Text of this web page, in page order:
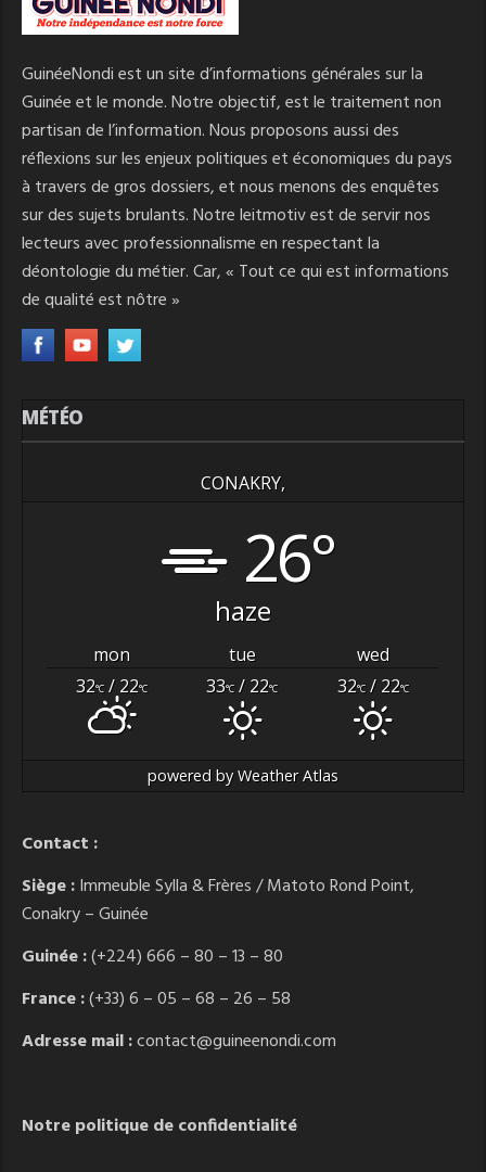
GuinéeNondi est un site d’informations générales sur la
Guinée et le monde. Notre objectif, est le traitement non
partisan de l’information. Nous proposons aussi des
réflexions sur les enjeux politiques et économiques du pays
à travers de gros dossiers, et nous menons des enquêtes
sur des sujets brulants. Notre leitmotiv est de servir nos
lecteurs avec professionnalisme en respectant la
déontologie du métier. Car, « Tout ce qui est informations
de qualité est nôtre »
MÉTÉO
CONAKRY,
26°
haze
mon tue
wed
32°C / 22°C 33°C / 22°C 32°C/ 22°C
powered byWeather Atlas
Contact :
Siège :Immeuble Sylla & Frères / Matoto Rond Point,
Conakry – Guinée
Guinée :(+224) 666 – 80 – 13 – 80
France :(+33) 6 – 05 – 68 – 26 – 58
Adresse mail :contact@guineenondi.com
Notre politique de confidentialité